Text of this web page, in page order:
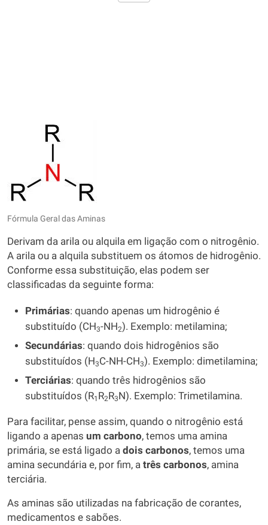
Fórmula Geral das Aminas
Derivam da arila ou alquila em ligação com o nitrogênio.
A arila ou a alquila substituem os átomos de hidrogênio.
Conforme essa substituição, elas podem ser
classificadas da seguinte forma:
Primárias: quando apenas um hidrogênio é
substituído (CH3-NH2). Exemplo: metilamina;
Secundárias: quando dois hidrogênios são
substituídos (H3C-NH-CH3). Exemplo: dimetilamina;
Terciárias: quando três hidrogênios são
substituídos (R1 R2R3N). Exemplo: Trimetilamina.
Para facilitar, pense assim, quando o nitrogênio está
ligando a apenas um carbono, temos uma amina
primária, se está ligado a dois carbonos, temos uma
amina secundária e, por fim, a três carbonos, amina
terciária.
As aminas são utilizadas na fabricação de corantes,
medicamentos e sabões.